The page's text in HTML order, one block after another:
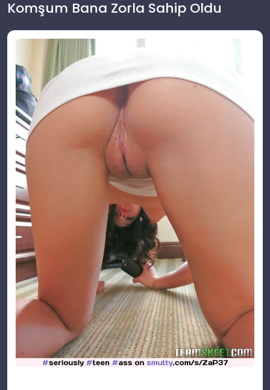
Komşum Bana Zorla Sahip Oldu